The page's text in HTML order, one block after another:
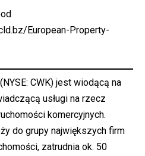
European-Property-
(NYSE: CWK) jest wiodącą na
usługi na rzecz
komercyjnych.
do grupy największych firm
zatrudnia ok. 50